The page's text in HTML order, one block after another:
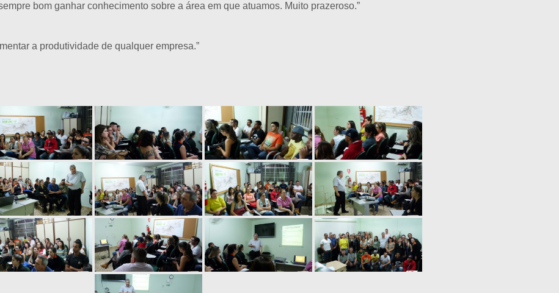
bom ganhar conhecimento sobre a área em que atuamos. Muito prazeroso.”
a produtividade de qualquer empresa.”